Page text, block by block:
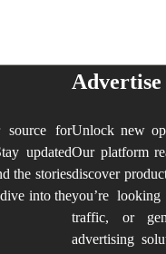
for
updated
the stories
into the
Unlock new
Our platform
discover
you’re
traffic, or
advertising